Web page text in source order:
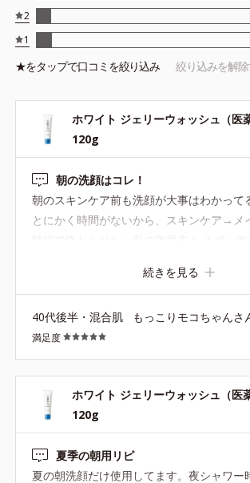
2
1
★をタップで口コミを絞り込み 絞り込みを解
ホワイト ジェリーウォッシュ（医
120g
朝の洗顔はコレ！
朝のスキンケア前も洗顔が大事はわかって
とにかく時間がないから、スキンケア→メ
時短で終わらせたい私の救世主！ まず、泡
イッチを入れる(^^) ジェルが優しく汚れを
の泡立てを時短したい方に、かなりおすす
す♪
続きを見る
40代後半・混合肌 もっこりモコちゃんさ
満足度
ホワイト ジェリーウォッシュ（医
120g
夏季の朝用リピ
夏の朝洗顔だけ使用してます。夜シャワー